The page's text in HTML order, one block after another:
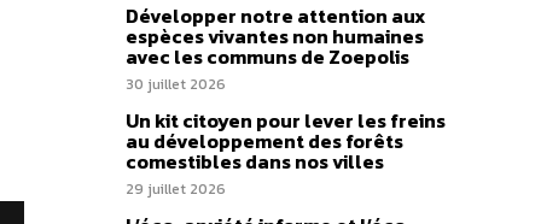
Développer notre attention aux
espèces vivantes non humaines
avec les communs de Zoepolis
30 juillet 2026
Un kit citoyen pour lever les freins
au développement des forêts
comestibles dans nos villes
29 juillet 2026